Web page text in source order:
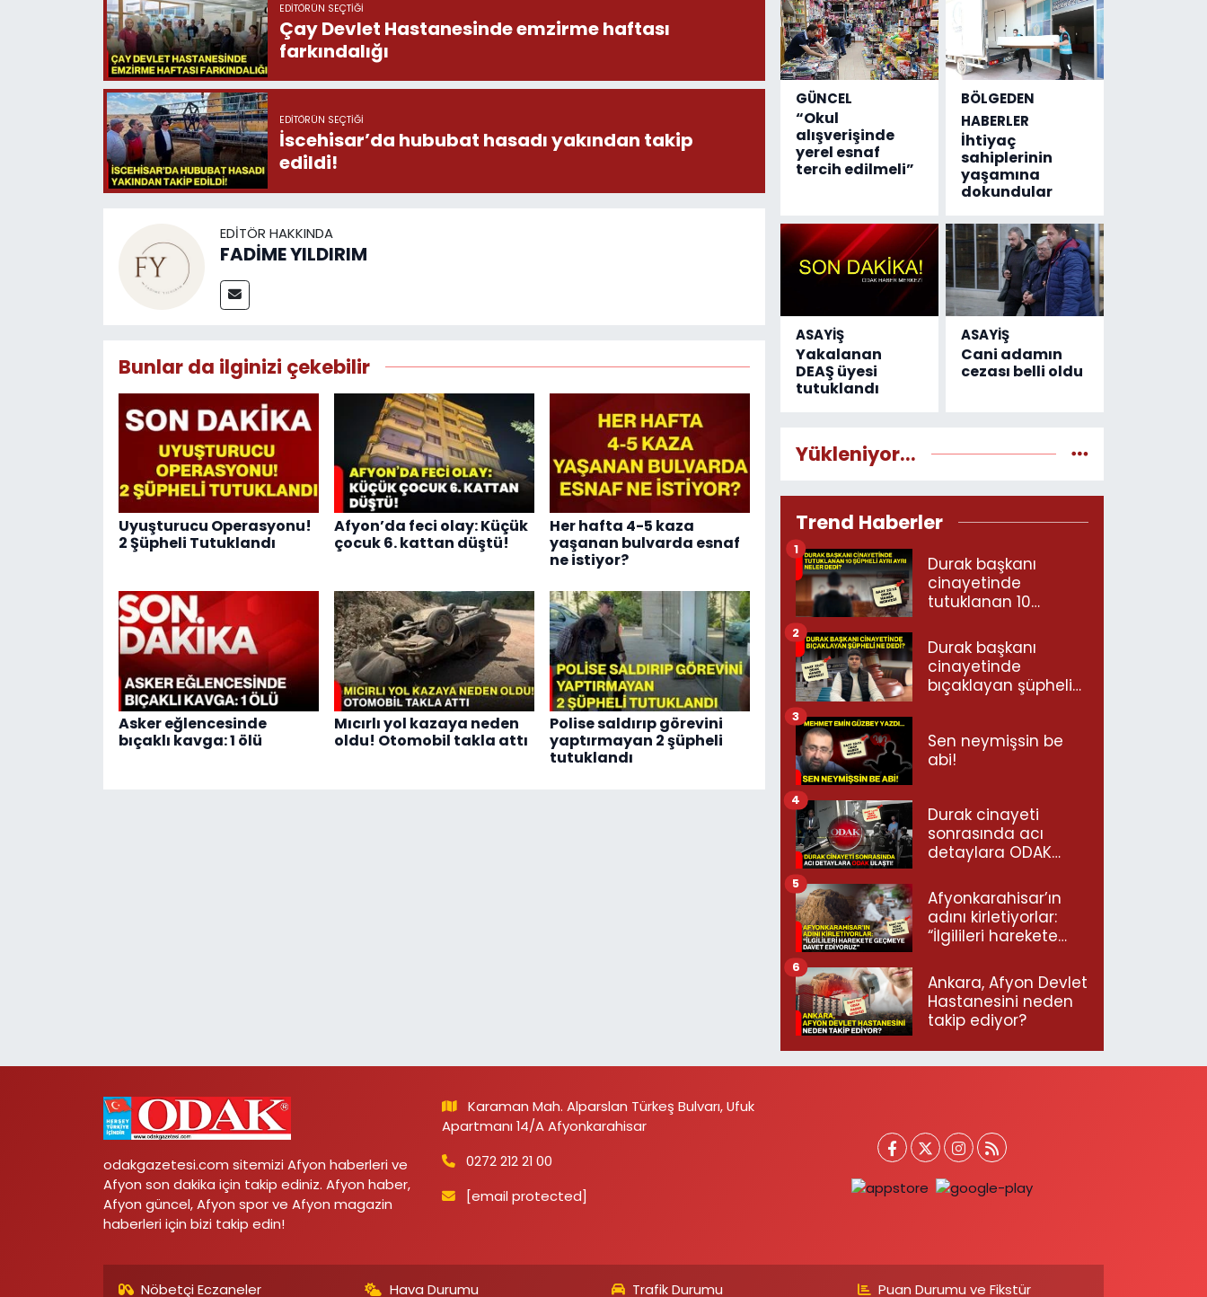
EDITÖRÜN SEÇTIĞI
Çay Devlet Hastanesinde emzirme haftası
farkındalığı
EDITÖRÜN SEÇTIĞI
İscehisar’da hububat hasadı yakından takip
edildi!
EDITÖR HAKKINDA
FADİME YILDIRIM
Bunlar da ilginizi çekebilir
Uyuşturucu Operasyonu!
2 Şüpheli Tutuklandı
Afyon’da feci olay: Küçük
çocuk 6. kattan düştü!
Her hafta 4-5 kaza
yaşanan bulvarda esnaf
ne istiyor?
Asker eğlencesinde
bıçaklı kavga: 1 ölü
Mıcırlı yol kazaya neden
oldu! Otomobil takla attı
Polise saldırıp görevini
yaptırmayan 2 şüpheli
tutuklandı
GÜNCEL
“Okul
alışverişinde
yerel esnaf
tercih edilmeli”
BÖLGEDEN
HABERLER
İhtiyaç
sahiplerinin
yaşamına
dokundular
ASAYİŞ
Yakalanan
DEAŞ üyesi
tutuklandı
ASAYİŞ
Cani adamın
cezası belli oldu
Yükleniyor...
Trend Haberler
Durak başkanı
cinayetinde
tutuklanan 10
neler dedi?
1
Durak başkanı
cinayetinde
bıçaklayan şüpheli
2
Sen neymişsin be
abi!
3
Durak cinayeti
sonrasında acı
detaylara ODAK
4
Afyonkarahisar’ın
adını kirletiyorlar:
“İlgilileri harekete
ediyoruz”
5
Ankara, Afyon Devlet
Hastanesini neden
takip ediyor?
6
odakgazetesi.com sitemizi Afyon haberleri ve
Afyon son dakika için takip ediniz. Afyon haber,
Afyon güncel, Afyon spor ve Afyon magazin
haberleri için bizi takip edin!
Karaman Mah. Alparslan Türkeş Bulvarı, Ufuk
Apartmanı 14/A Afyonkarahisar
0272 212 21 00
[email protected]
Nöbetçi Eczaneler Hava Durumu Trafik Durumu Puan Durumu ve Fikstür